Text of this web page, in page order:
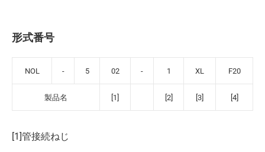
形式番号
NOL - 5 02 - 1 XL F20
製品名 [1] [2] [3] [4]
[1]管接続ねじ